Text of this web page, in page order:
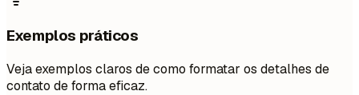
Exemplos práticos
Veja exemplos claros de como formatar os detalhes de
contato de forma eficaz.